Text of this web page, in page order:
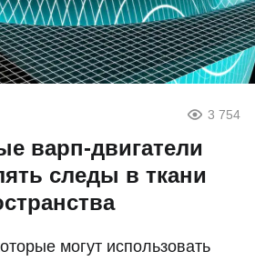
3 754
варп-двигатели
следы в ткани
могут использовать